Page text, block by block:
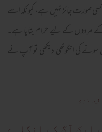
کسی صورت جائز نہیں ہے، کیونکہ اسے
مردوں کے لیے حرام بتایا ہے۔
کی انگوٹھی دیکھی تو آپ نے
يَدِهِ
ایک آگ کے انگارے